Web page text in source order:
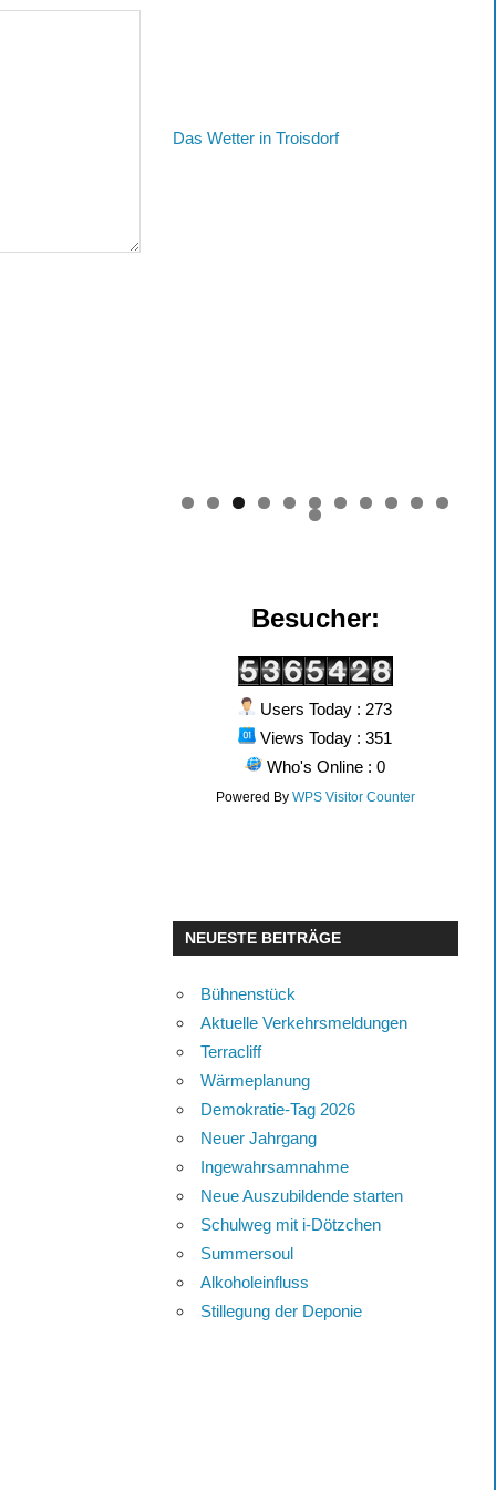
Das Wetter in Troisdorf
0 1
2
Besucher:
Users Today : 273
Views Today : 351
Who's Online : 0
Powered By WPS Visitor Counter
NEUESTE BEITRÄGE
Bühnenstück
Aktuelle Verkehrsmeldungen
Terracliff
Wärmeplanung
Demokratie-Tag 2026
Neuer Jahrgang
Ingewahrsamnahme
Neue Auszubildende starten
Schulweg mit i-Dötzchen
Summersoul
Alkoholeinfluss
Stillegung der Deponie